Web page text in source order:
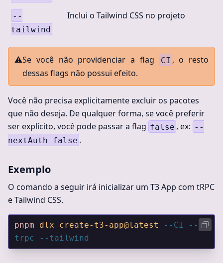
--
tailwind
Inclui o Tailwind CSS no projeto
⚠️Se você não providenciar a flag CI , o resto
dessas flags não possui efeito.
Você não precisa explicitamente excluir os pacotes
que não deseja. De qualquer forma, se você preferir
ser explícito, você pode passar a flag false , ex: --
nextAuth false .
Exemplo
O comando a seguir irá inicializar um T3 App com tRPC
e Tailwind CSS.
pnpm dlx create-t3-app@latest --CI
--
trpc --tailwind